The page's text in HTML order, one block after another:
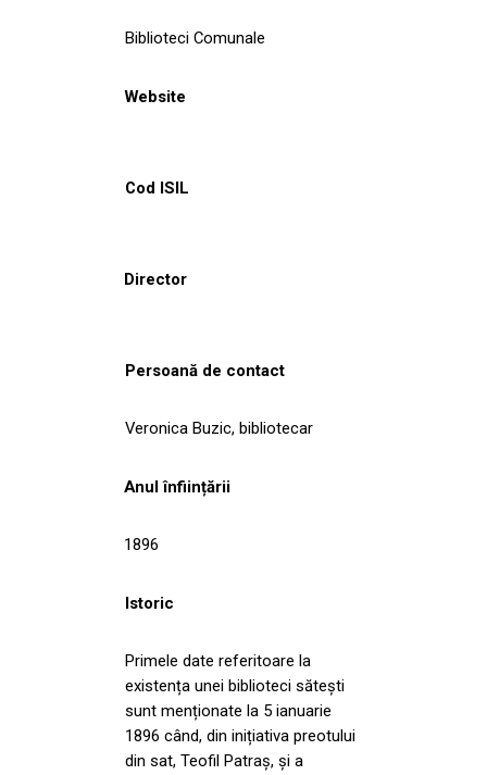
Biblioteci Comunale
Website
Cod ISIL
Director
Persoană de contact
Veronica Buzic, bibliotecar
Anul înființării
1896
Istoric
Primele date referitoare la
existența unei biblioteci sătești
sunt menționate la 5 ianuarie
1896 când, din inițiativa preotului
din sat, Teofil Patraș, și a